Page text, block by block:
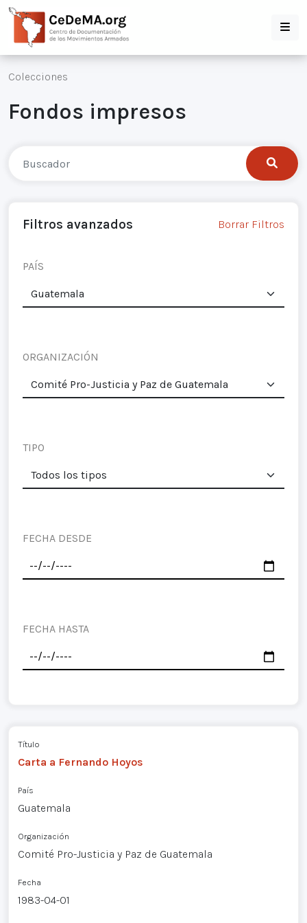
Colecciones
Fondos impresos
Filtros avanzados Borrar Filtros
PAÍS
ORGANIZACIÓN
TIPO
FECHA DESDE
FECHA HASTA
Título
Carta a Fernando Hoyos
País
Guatemala
Organización
Comité Pro-Justicia y Paz de Guatemala
Fecha
1983-04-01